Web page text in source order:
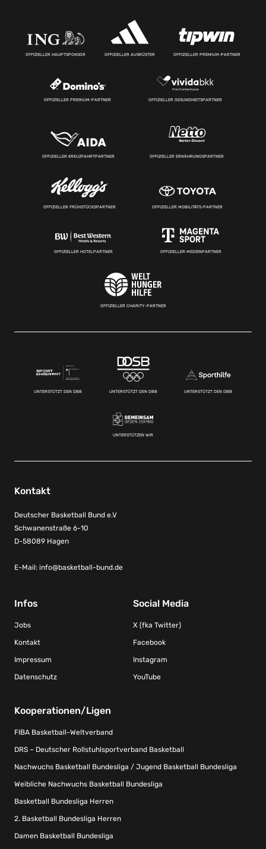
OFFIZIELLER HAUPTSPONSOR OFFIZIELLER AUSRÜSTER OFFIZIELLER PREMIUM-PARTNER
OFFIZIELLER PREMIUM-PARTNER OFFIZIELLER GESUNDHEITSPARTNER
OFFIZIELLER KREUZFAHRTPARTNER OFFIZIELLER ERNÄHRUNGSPARTNER
OFFIZIELLER FRÜHSTÜCKSPARTNER OFFIZIELLER MOBILITÄTS-PARTNER
OFFIZIELLER HOTELPARTNER OFFIZIELLER MEDIENPARTNER
OFFIZIELLER CHARITY-PARTNER
UNTERSTÜTZT DEN DBB UNTERSTÜTZT DEN DBB UNTERSTÜTZT DEN DBB
UNTERSTÜTZEN WIR
Kontakt
Deutscher Basketball Bund e.V
Schwanenstraße 6-10
D-58089 Hagen
E-Mail: info@basketball-bund.de
Infos
Jobs
Kontakt
Impressum
Datenschutz
Social Media
X (fka Twitter)
Facebook
Instagram
YouTube
Kooperationen/Ligen
FIBA Basketball-Weltverband
DRS – Deutscher Rollstuhlsportverband Basketball
Nachwuchs Basketball Bundesliga / Jugend Basketball Bundesliga
Weibliche Nachwuchs Basketball Bundesliga
Basketball Bundesliga Herren
2. Basketball Bundesliga Herren
Damen Basketball Bundesliga